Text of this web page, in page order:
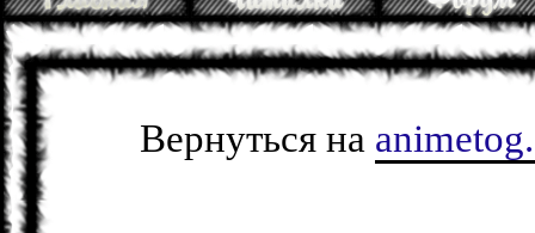
Вернуться на